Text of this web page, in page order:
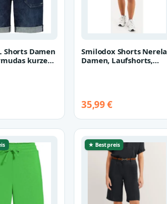
Shorts Damen
kurze
Smilodox Shorts Nerela
Damen, Laufshorts,
35,99 €
★ Bestpreis